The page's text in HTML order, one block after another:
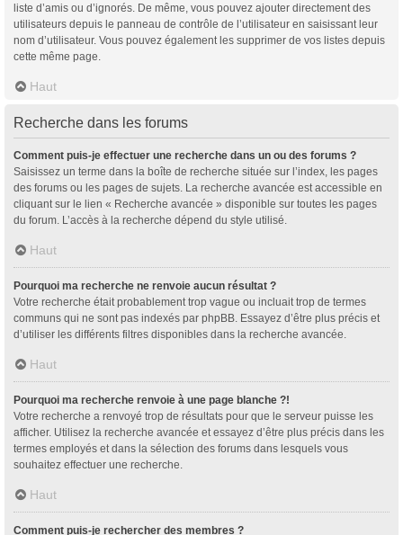
liste d’amis ou d’ignorés. De même, vous pouvez ajouter directement des
utilisateurs depuis le panneau de contrôle de l’utilisateur en saisissant leur
nom d’utilisateur. Vous pouvez également les supprimer de vos listes depuis
cette même page.
Haut
Recherche dans les forums
Comment puis-je effectuer une recherche dans un ou des forums ?
Saisissez un terme dans la boîte de recherche située sur l’index, les pages
des forums ou les pages de sujets. La recherche avancée est accessible en
cliquant sur le lien « Recherche avancée » disponible sur toutes les pages
du forum. L’accès à la recherche dépend du style utilisé.
Haut
Pourquoi ma recherche ne renvoie aucun résultat ?
Votre recherche était probablement trop vague ou incluait trop de termes
communs qui ne sont pas indexés par phpBB. Essayez d’être plus précis et
d’utiliser les différents filtres disponibles dans la recherche avancée.
Haut
Pourquoi ma recherche renvoie à une page blanche ?!
Votre recherche a renvoyé trop de résultats pour que le serveur puisse les
afficher. Utilisez la recherche avancée et essayez d’être plus précis dans les
termes employés et dans la sélection des forums dans lesquels vous
souhaitez effectuer une recherche.
Haut
Comment puis-je rechercher des membres ?